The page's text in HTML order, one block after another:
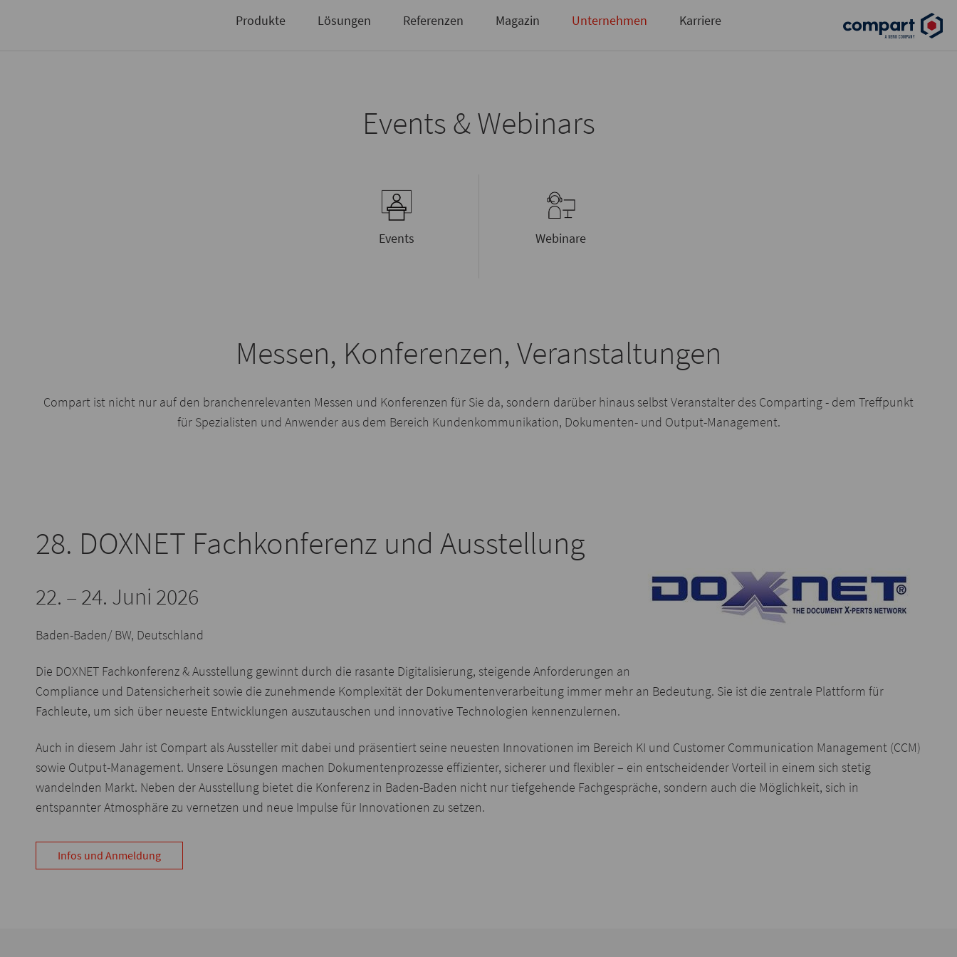
Sie haben noch keinen Zugang?Zugangsdaten anfordern
Produkte Lösungen Referenzen Magazin Unternehmen Karriere
Events & Webinars
Events Webinare
Messen, Konferenzen, Veranstaltungen
Compart ist nicht nur auf den branchenrelevanten Messen und Konferenzen für Sie da, sondern darüber hinaus selbst Veranstalter des Comparting - dem Treffpunkt
für Spezialisten und Anwender aus dem Bereich Kundenkommunikation, Dokumenten- und Output-Management.
28. DOXNET Fachkonferenz und Ausstellung
22. – 24. Juni 2026
Baden-Baden/ BW, Deutschland
Die DOXNET Fachkonferenz & Ausstellung gewinnt durch die rasante Digitalisierung, steigende Anforderungen an
Compliance und Datensicherheit sowie die zunehmende Komplexität der Dokumentenverarbeitung immer mehr an Bedeutung. Sie ist die zentrale Plattform für
Fachleute, um sich über neueste Entwicklungen auszutauschen und innovative Technologien kennenzulernen.
Auch in diesem Jahr ist Compart als Aussteller mit dabei und präsentiert seine neuesten Innovationen im Bereich KI und Customer Communication Management (CCM)
sowie Output-Management. Unsere Lösungen machen Dokumentenprozesse effizienter, sicherer und flexibler – ein entscheidender Vorteil in einem sich stetig
wandelnden Markt. Neben der Ausstellung bietet die Konferenz in Baden-Baden nicht nur tiefgehende Fachgespräche, sondern auch die Möglichkeit, sich in
entspannter Atmosphäre zu vernetzen und neue Impulse für Innovationen zu setzen.
Infos und Anmeldung